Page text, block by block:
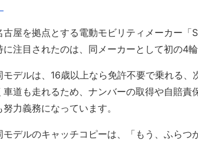
屋を拠点とする電動モビリティメーカー「
に注目されたのは、同メーカーとして初の4
デルは、16歳以上なら免許不要で乗れる
車道も走れるため、ナンバーの取得や自賠
努力義務になっています。
デルのキャッチコピーは、「もう、ふらつ